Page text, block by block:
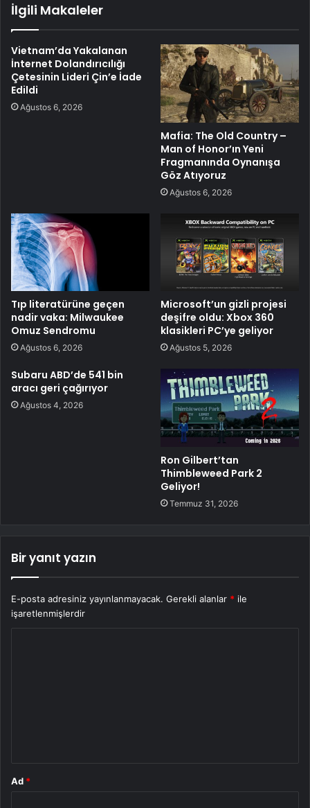
İlgili Makaleler
Vietnam’da Yakalanan
İnternet Dolandırıcılığı
Çetesinin Lideri Çin’e İade
Edildi
Ağustos 6, 2026
Mafia: The Old Country –
Man of Honor’ın Yeni
Fragmanında Oynanışa
Göz Atıyoruz
Ağustos 6, 2026
Tıp literatürüne geçen
nadir vaka: Milwaukee
Omuz Sendromu
Ağustos 6, 2026
Microsoft’un gizli projesi
deşifre oldu: Xbox 360
klasikleri PC’ye geliyor
Ağustos 5, 2026
Subaru ABD’de 541 bin
aracı geri çağırıyor
Ağustos 4, 2026
Ron Gilbert’tan
Thimbleweed Park 2
Geliyor!
Temmuz 31, 2026
Bir yanıt yazın
E-posta adresiniz yayınlanmayacak. Gerekli alanlar * ile
işaretlenmişlerdir
Ad *